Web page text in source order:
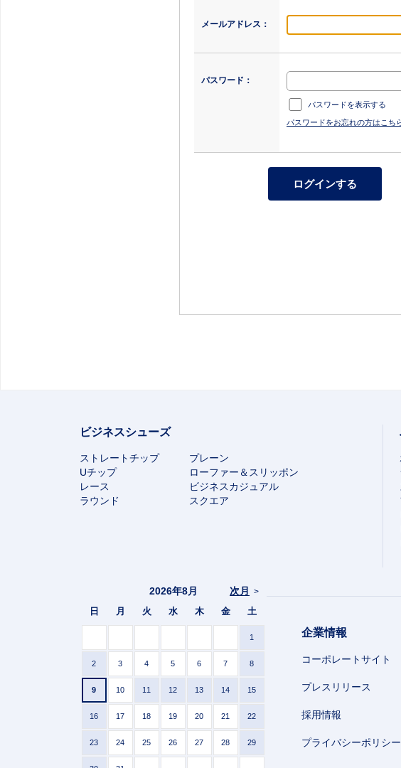
メールアドレス：
パスワード：
パスワードを表示する
パスワードをお忘れの方はこち
ビジネスシューズ
ストレートチップ
プレーン
Uチップ
ローファー＆スリッポン
レース
ビジネスカジュアル
ラウンド
スクエア
次月 >
2026年8月
日 月 火 水 木 金 土
1
2 3 4 5 6 7 8
9 10 11 12 13 14 15
16 17 18 19 20 21 22
23 24 25 26 27 28 29
企業情報
コーポレートサイト
プレスリリース
採用情報
プライバシーポリシー